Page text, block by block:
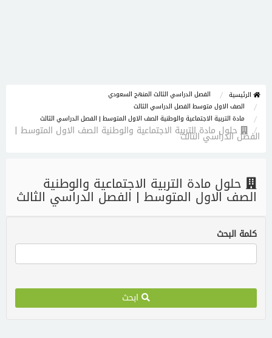
الرئيسية
الفصل الدراسي الثالث المنهج السعودي
الصف الاول متوسط الفصل الدراسي الثالث
مادة التربية الاجتماعية والوطنية الصف الاول المتوسط | الفصل الدراسي الثالث
حلول مادة التربية الاجتماعية والوطنية الصف الاول المتوسط |
الفصل الدراسي الثالث
حلول مادة التربية الاجتماعية والوطنية
الصف الاول المتوسط | الفصل الدراسي الثالث
كلمة البحث
ابحث